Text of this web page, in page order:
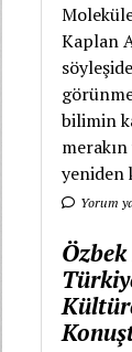
Kaplan
bilimin
yeniden
Yorum